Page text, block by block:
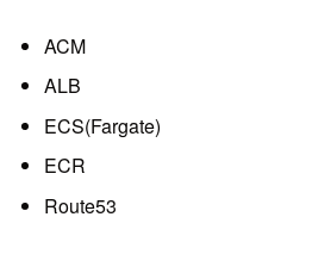
ACM
ALB
ECS(Fargate)
ECR
Route53